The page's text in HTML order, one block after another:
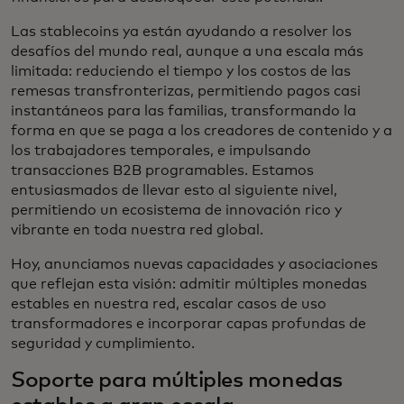
Las stablecoins ya están ayudando a resolver los
desafíos del mundo real, aunque a una escala más
limitada: reduciendo el tiempo y los costos de las
remesas transfronterizas, permitiendo pagos casi
instantáneos para las familias, transformando la
forma en que se paga a los creadores de contenido y a
los trabajadores temporales, e impulsando
transacciones B2B programables. Estamos
entusiasmados de llevar esto al siguiente nivel,
permitiendo un ecosistema de innovación rico y
vibrante en toda nuestra red global.
Hoy, anunciamos nuevas capacidades y asociaciones
que reflejan esta visión: admitir múltiples monedas
estables en nuestra red, escalar casos de uso
transformadores e incorporar capas profundas de
seguridad y cumplimiento.
Soporte para múltiples monedas